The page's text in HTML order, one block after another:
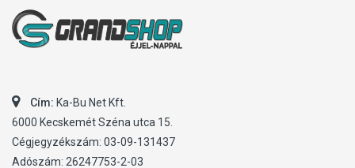
Cím: Ka-Bu Net Kft.
6000 Kecskemét Széna utca 15.
Cégjegyzékszám: 03-09-131437
Adószám: 26247753-2-03